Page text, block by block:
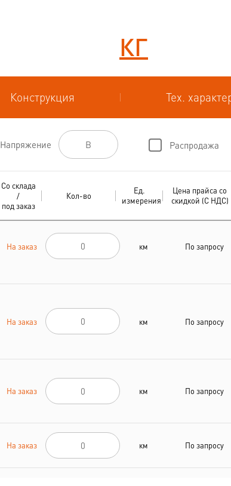
КГ
Конструкция Тех.
Напряжение Распродажа
Со склада
/
под заказ
Кол-во
Ед.
измерения
Цена прайса со
скидкой (С НДС)
На заказ км По запросу
На заказ км По запросу
На заказ км По запросу
На заказ км По запросу